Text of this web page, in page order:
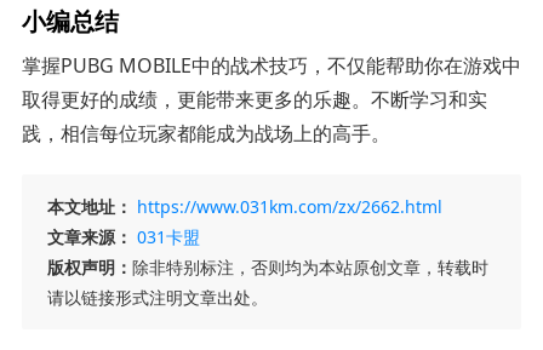
小编总结
掌握PUBG MOBILE中的战术技巧，不仅能帮助你在游戏中
取得更好的成绩，更能带来更多的乐趣。不断学习和实
践，相信每位玩家都能成为战场上的高手。
本文地址： https://www.031km.com/zx/2662.html
文章来源： 031卡盟
版权声明： 除非特别标注，否则均为本站原创文章，转载时
请以链接形式注明文章出处。